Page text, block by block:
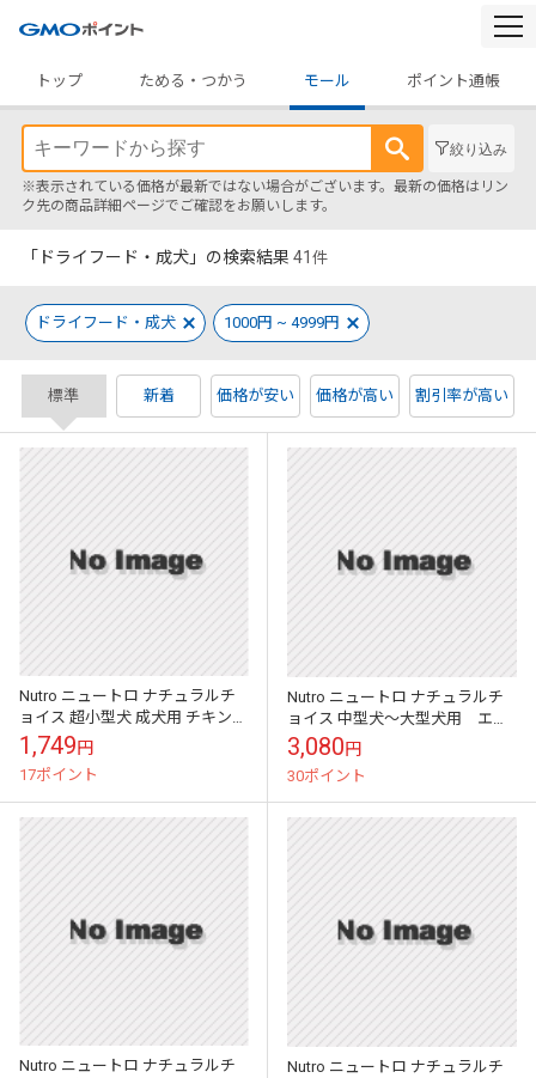
トップ
ためる・つかう モール ポイント通帳
絞り込み
※表示されている価格が最新ではない場合がございます。最新の価格はリン
ク先の商品詳細ページでご確認をお願いします。
「ドライフード・成犬」の検索結果 41 件
ドライフード・成犬 1000円 ~ 4999円
標準 新着 価格が安い 価格が高い 割引率が高い
Nutro ニュートロ ナチュラルチ
ョイス 超小型犬 成犬用 チキン＆
玄米
1,749円
17ポイント
Nutro ニュートロ ナチュラルチ
ョイス 中型犬～大型犬用 エイ
ジングケア チキン＆玄米
3,080円
30ポイント
Nutro ニュートロ ナチュラルチ
Nutro ニュートロ ナチュラルチ